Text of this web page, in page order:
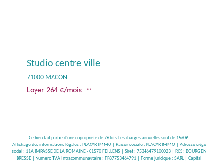
Studio centre ville
71000 MACON
Loyer 264 €/mois **
Ce bien fait partie d'une copropriété de 76 lots.Les charges annuelles sont de 1560€.
Affichage des informations légales : PLACYR IMMO | Raison sociale : PLACYR IMMO | Adresse siège
social : 11A IMPASSE DE LA ROMAINE - 01570 FEILLENS | Siret : 75346479100023 | RCS : BOURG EN
BRESSE | Numero TVA Intracommunautaire : FR87753464791 | Forme juridique : SARL | Capital